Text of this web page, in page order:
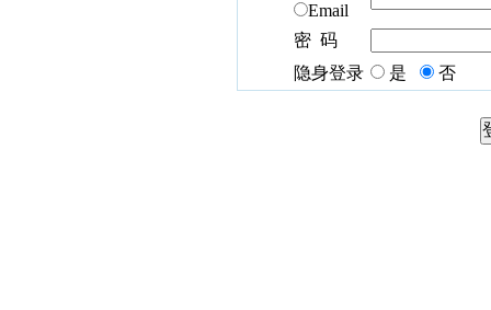
Email
密 码
隐身登录
是 否